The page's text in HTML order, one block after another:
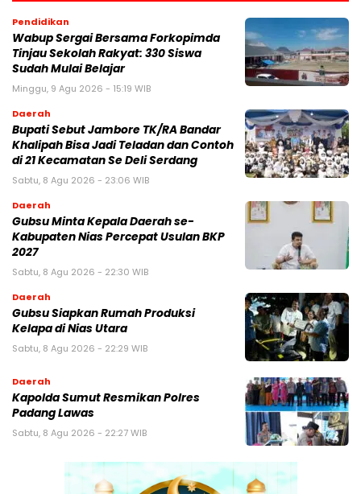
Pendidikan
Wabup Sergai Bersama Forkopimda
Tinjau Sekolah Rakyat: 330 Siswa
Sudah Mulai Belajar
Minggu, 9 Agu 2026 - 15:19 WIB
Daerah
Bupati Sebut Jambore TK/RA Bandar
Khalipah Bisa Jadi Teladan dan Contoh
di 21 Kecamatan Se Deli Serdang
Sabtu, 8 Agu 2026 - 23:06 WIB
Daerah
Gubsu Minta Kepala Daerah se-
Kabupaten Nias Percepat Usulan BKP
2027
Sabtu, 8 Agu 2026 - 22:30 WIB
Daerah
Gubsu Siapkan Rumah Produksi
Kelapa di Nias Utara
Sabtu, 8 Agu 2026 - 22:29 WIB
Daerah
Kapolda Sumut Resmikan Polres
Padang Lawas
Sabtu, 8 Agu 2026 - 22:27 WIB